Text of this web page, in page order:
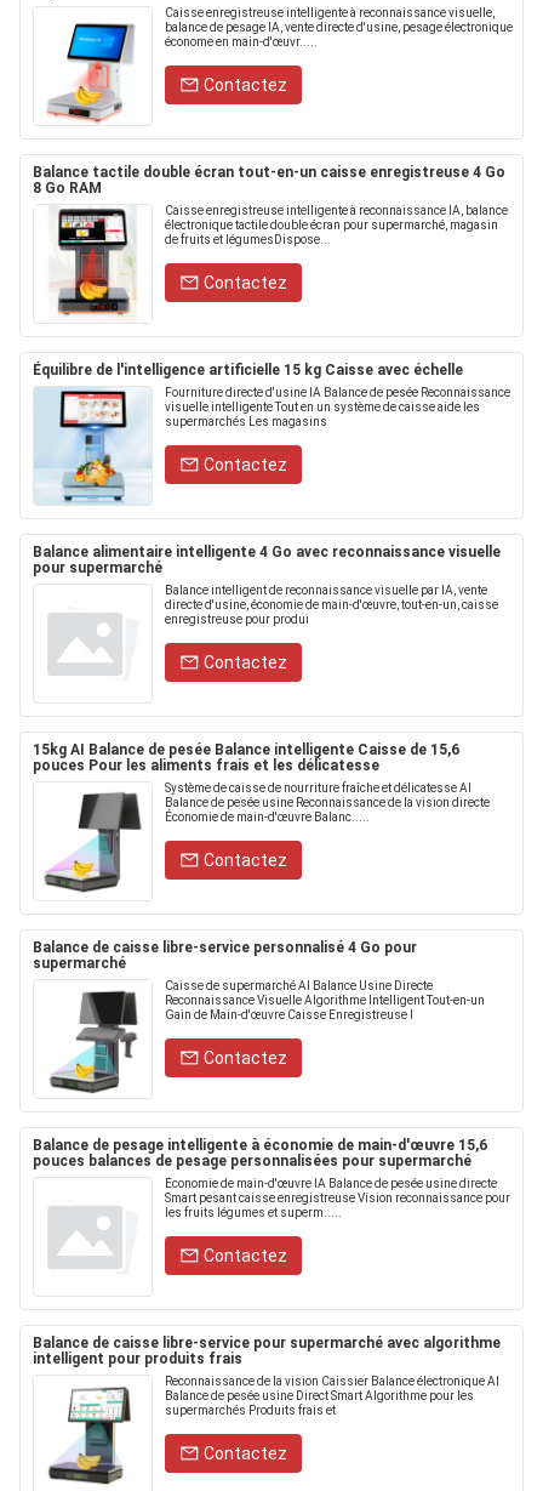
Caisse enregistreuse intelligente à reconnaissance visuelle,
balance de pesage IA, vente directe d'usine, pesage électronique
économe en main-d'œuvr.....
Contactez
Balance tactile double écran tout-en-un caisse enregistreuse 4 Go
8 Go RAM
Caisse enregistreuse intelligente à reconnaissance IA, balance
électronique tactile double écran pour supermarché, magasin
de fruits et légumesDispose...
Contactez
Équilibre de l'intelligence artificielle 15 kg Caisse avec échelle
Fourniture directe d'usine IA Balance de pesée Reconnaissance
visuelle intelligente Tout en un système de caisse aide les
supermarchés Les magasins
Contactez
Balance alimentaire intelligente 4 Go avec reconnaissance visuelle
pour supermarché
Balance intelligent de reconnaissance visuelle par IA, vente
directe d'usine, économie de main-d'œuvre, tout-en-un, caisse
enregistreuse pour produi
Contactez
15kg AI Balance de pesée Balance intelligente Caisse de 15,6
pouces Pour les aliments frais et les délicatesse
Système de caisse de nourriture fraîche et délicatesse AI
Balance de pesée usine Reconnaissance de la vision directe
Économie de main-d'œuvre Balanc.....
Contactez
Balance de caisse libre-service personnalisé 4 Go pour
supermarché
Caisse de supermarché AI Balance Usine Directe
Reconnaissance Visuelle Algorithme Intelligent Tout-en-un
Gain de Main-d'œuvre Caisse Enregistreuse I
Contactez
Balance de pesage intelligente à économie de main-d'œuvre 15,6
pouces balances de pesage personnalisées pour supermarché
Économie de main-d'œuvre IA Balance de pesée usine directe
Smart pesant caisse enregistreuse Vision reconnaissance pour
les fruits légumes et superm.....
Contactez
Balance de caisse libre-service pour supermarché avec algorithme
intelligent pour produits frais
Reconnaissance de la vision Caissier Balance électronique AI
Balance de pesée usine Direct Smart Algorithme pour les
supermarchés Produits frais et
Contactez